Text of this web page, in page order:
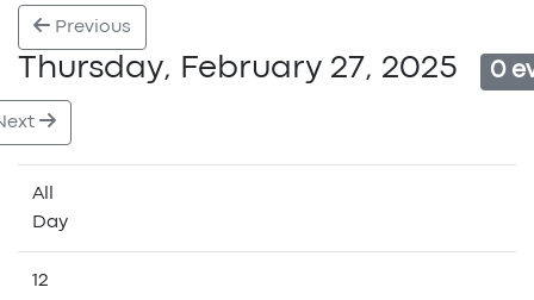
Previous
Thursday, February 27, 2025 0
All
Day
12